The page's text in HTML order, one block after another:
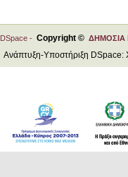
DSpace - Copyright © ΔΗΜΟΣΙΑ
Ανάπτυξη-Υποστήριξη DSpace: